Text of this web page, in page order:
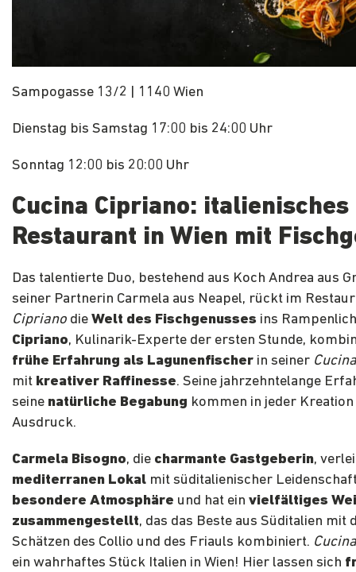
Sampogasse 13/2 | 1140 Wien
Dienstag bis Samstag 17:00 bis 24:00 Uhr
Sonntag 12:00 bis 20:00 Uhr
Cucina Cipriano: italienisches
Restaurant in Wien mit
Das talentierte Duo, bestehend aus Koch Andrea aus
seiner Partnerin Carmela aus Neapel, rückt im
Cipriano die Welt des Fischgenusses ins
Cipriano, Kulinarik-Experte der ersten Stunde,
frühe Erfahrung als Lagunenfischer in seiner Cucina
mit kreativer Raffinesse. Seine jahrzehntelange
seine natürliche Begabung kommen in jeder
Ausdruck.
Carmela Bisogno, die charmante Gastgeberin,
mediterranen Lokal mit süditalienischer
besondere Atmosphäre und hat ein vielfältiges
zusammengestellt, das das Beste aus Süditalien mit
Schätzen des Collio und des Friauls kombiniert.
ein wahrhaftes Stück Italien in Wien! Hier lassen sich